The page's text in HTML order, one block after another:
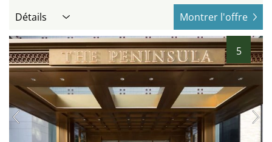
Détails Montrer l'offre
5